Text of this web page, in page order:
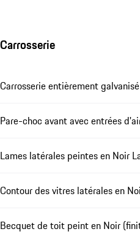
Carrosserie
Carrosserie entièrement galvanisé
Pare-choc avant avec entrées
Lames latérales peintes en Noir
Contour des vitres latérales en
Becquet de toit peint en Noir